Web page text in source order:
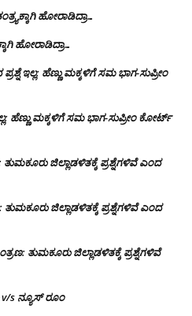
ಹೋರಾಡಿದ್ರಾ…
ಹೋರಾಡಿದ್ರಾ…
ಇಲ್ಲ: ಹೆಣ್ಣು ಮಕ್ಕಳಿಗೆ ಸಮ ಭಾಗ-ಸುಪ್ರೀಂ
ಹೆಣ್ಣು ಮಕ್ಕಳಿಗೆ ಸಮ ಭಾಗ-ಸುಪ್ರೀಂ ಕೋರ್ಟ್
ಜಿಲ್ಲಾಡಳಿತಕ್ಕೆ ಪ್ರಶ್ನೆಗಳಿವೆ ಎಂದ
ಜಿಲ್ಲಾಡಳಿತಕ್ಕೆ ಪ್ರಶ್ನೆಗಳಿವೆ ಎಂದ
ತುಮಕೂರು ಜಿಲ್ಲಾಡಳಿತಕ್ಕೆ ಪ್ರಶ್ನೆಗಳಿವೆ
v/s ನ್ಯೂಸ್ ರೂಂ